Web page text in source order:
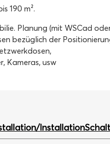
190 m².
Planung (mit WSCad
bezüglich der
Kameras, usw
Installation